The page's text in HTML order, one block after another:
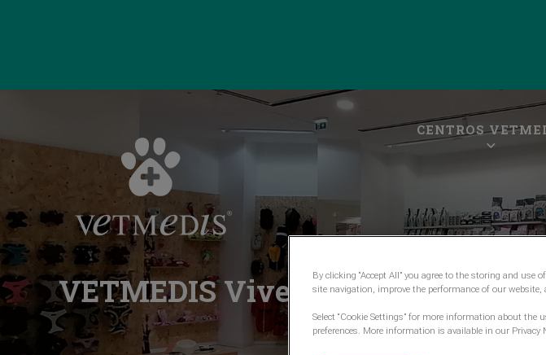
Homepage do VetMedis
CENTROS
VETMEDIS ViveirosBy clicking “Accept All” you agree to the storing and use
site navigation, improve the performance of our
Select “Cookie Settings” for more information about
preferences. More information is available in our Privacy